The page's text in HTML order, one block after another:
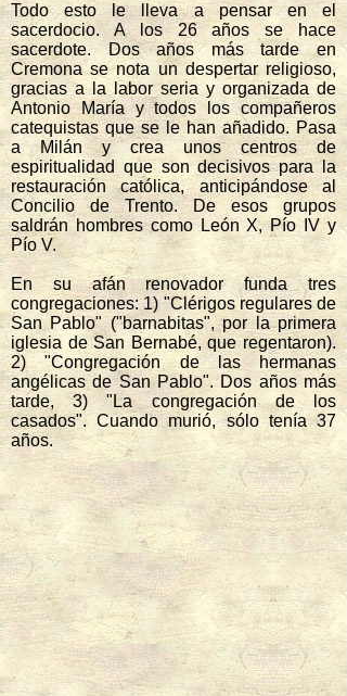
Todo esto le lleva a pensar en el
sacerdocio. A los 26 años se hace
sacerdote. Dos años más tarde en
Cremona se nota un despertar religioso,
gracias a la labor seria y organizada de
Antonio María y todos los compañeros
catequistas que se le han añadido. Pasa
a Milán y crea unos centros de
espiritualidad que son decisivos para la
restauración católica, anticipándose al
Concilio de Trento. De esos grupos
saldrán hombres como León X, Pío IV y
Pío V.
En su afán renovador funda tres
congregaciones: 1) "Clérigos regulares de
San Pablo" ("barnabitas", por la primera
iglesia de San Bernabé, que regentaron).
2) "Congregación de las hermanas
angélicas de San Pablo". Dos años más
tarde, 3) "La congregación de los
casados". Cuando murió, sólo tenía 37
años.